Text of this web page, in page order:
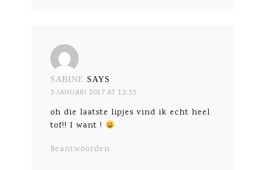
SABINE SAYS
5 JANUARI 2017 AT 13:55
oh die laatste lipjes vind ik echt heel
tof!! I want !
Beantwoorden